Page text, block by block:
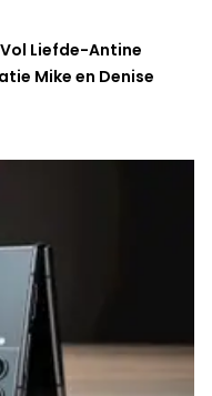
Liefde-Antine
Mike en Denise